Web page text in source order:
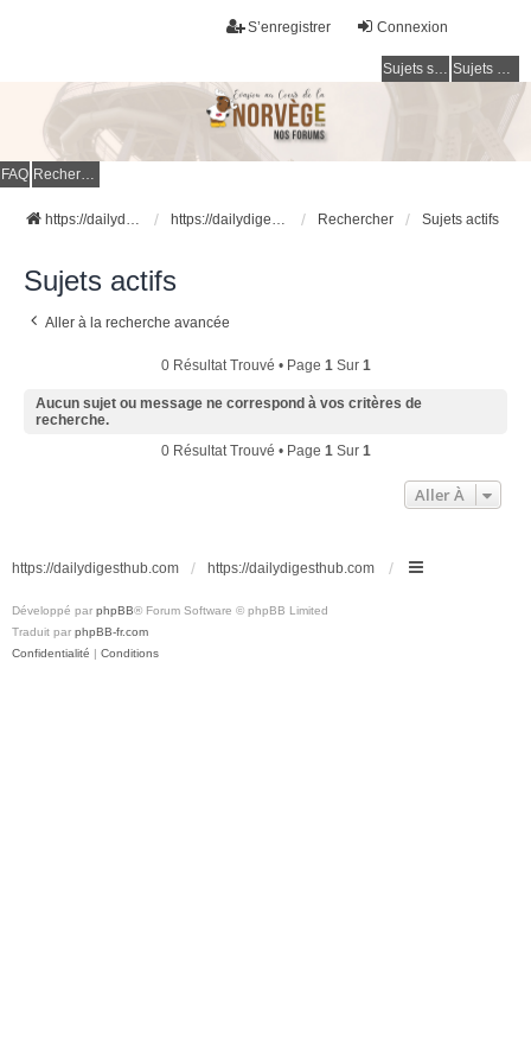
Connexion
S’enregistrer
Sujets sans réponse Sujets actifs
FAQ Rechercher
https://dailydigesthub.com https://dailydigesthub.com Rechercher Sujets actifs
Sujets actifs
Aller à la recherche avancée
0 Résultat Trouvé • Page 1Sur 1
Aucun sujet ou message ne correspond à vos critères de
recherche.
0 Résultat Trouvé • Page 1Sur 1
Aller À
https://dailydigesthub.com https://dailydigesthub.com
Développé par phpBB® Forum Software © phpBB Limited
Traduit par phpBB-fr.com
Confidentialité | Conditions